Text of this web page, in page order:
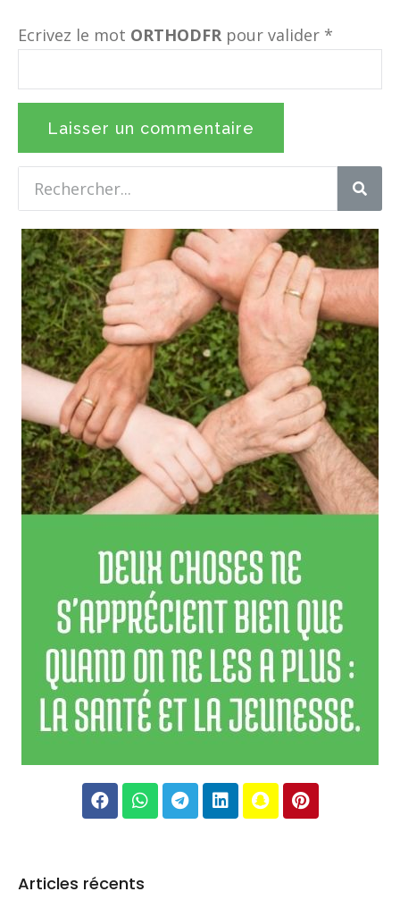
Ecrivez le mot ORTHODFR pour valider *
Articles récents